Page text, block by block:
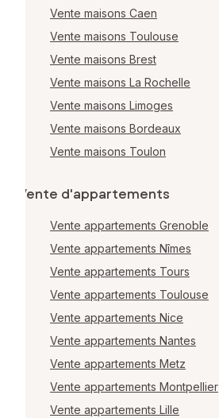
Vente maisons Caen
Vente maisons Toulouse
Vente maisons Brest
Vente maisons La Rochelle
Vente maisons Limoges
Vente maisons Bordeaux
Vente maisons Toulon
Vente d'appartements
Vente appartements Grenoble
Vente appartements Nîmes
Vente appartements Tours
Vente appartements Toulouse
Vente appartements Nice
Vente appartements Nantes
Vente appartements Metz
Vente appartements Montpellier
Vente appartements Lille